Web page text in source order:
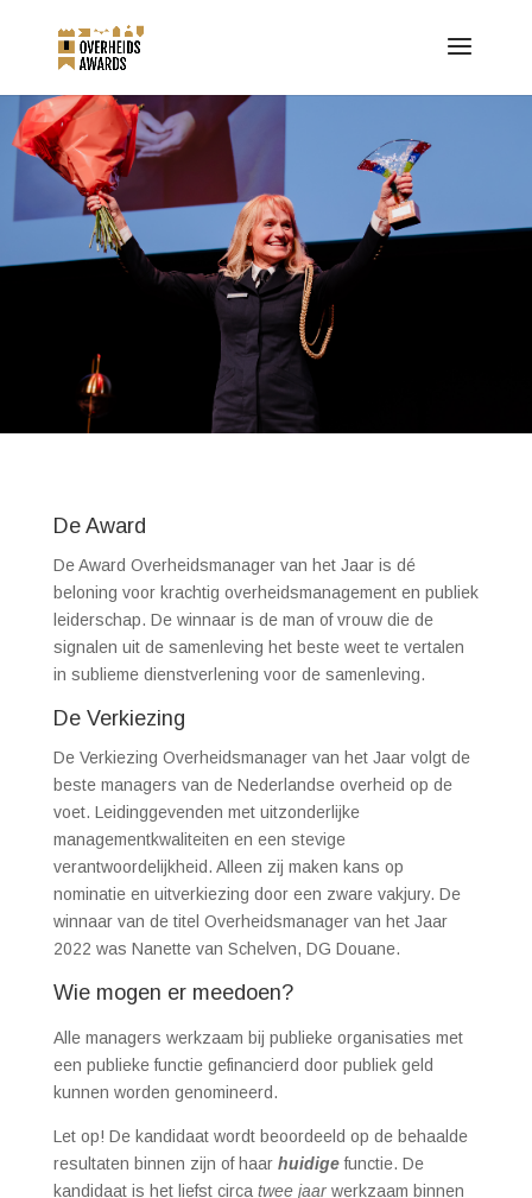
De Award
De Award Overheidsmanager van het Jaar is dé
beloning voor krachtig overheidsmanagement en publiek
leiderschap. De winnaar is de man of vrouw die de
signalen uit de samenleving het beste weet te vertalen
in sublieme dienstverlening voor de samenleving.
De Verkiezing
De Verkiezing Overheidsmanager van het Jaar volgt de
beste managers van de Nederlandse overheid op de
voet. Leidinggevenden met uitzonderlijke
managementkwaliteiten en een stevige
verantwoordelijkheid. Alleen zij maken kans op
nominatie en uitverkiezing door een zware vakjury. De
winnaar van de titel Overheidsmanager van het Jaar
2022 was Nanette van Schelven, DG Douane.
Wie mogen er meedoen?
Alle managers werkzaam bij publieke organisaties met
een publieke functie gefinancierd door publiek geld
kunnen worden genomineerd.
Let op! De kandidaat wordt beoordeeld op de behaalde
resultaten binnen zijn of haar huidigefunctie. De
kandidaat is het liefst circa twee jaarwerkzaam binnen